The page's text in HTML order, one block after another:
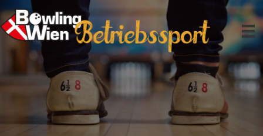
Inhalt
springen